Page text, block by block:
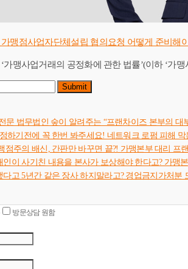
맹점사업자단체설립 협의요청 어떻게 준비해
가맹사업거래의 공정화에 관한 법률’(이하 ‘가
Submit
문 법무법인 숲이 알려주는 “프랜차이즈 본부의 대
하기전에 꼭 한번 봐주세요! 네트워크 로펌 피해 막
점주의 배신, 간판만 바꾸면 끝?! 가맹본부 대리 프
인이 사기친 내용을 본사가 보상해야 한다고? 가맹
다고 5년간 같은 장사 하지말라고? 경업금지가처분
방문상담 원함